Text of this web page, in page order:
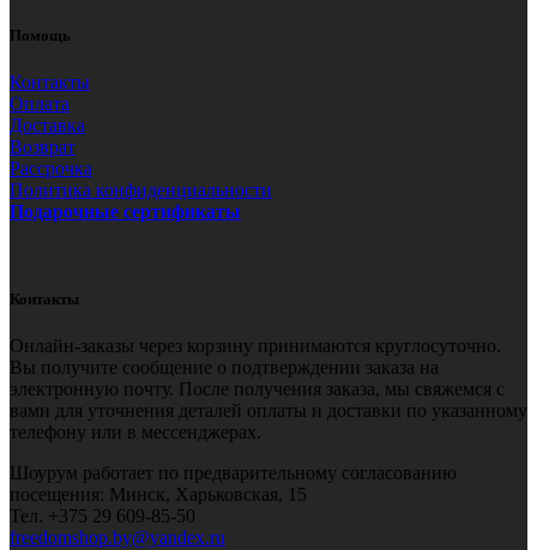
Помощь
Контакты
Оплата
Доставка
Возврат
Рассрочка
Политика конфиденциальности
Подарочные сертификаты
Контакты
Онлайн-заказы через корзину принимаются круглосуточно.
Вы получите сообщение о подтверждении заказа на
электронную почту. После получения заказа, мы свяжемся с
вами для уточнения деталей оплаты и доставки по указанному
телефону или в мессенджерах.
Шоурум работает по предварительному согласованию
посещения: Минск, Харьковская, 15
Тел. +375 29 609-85-50
freedomshop.by@yandex.ru